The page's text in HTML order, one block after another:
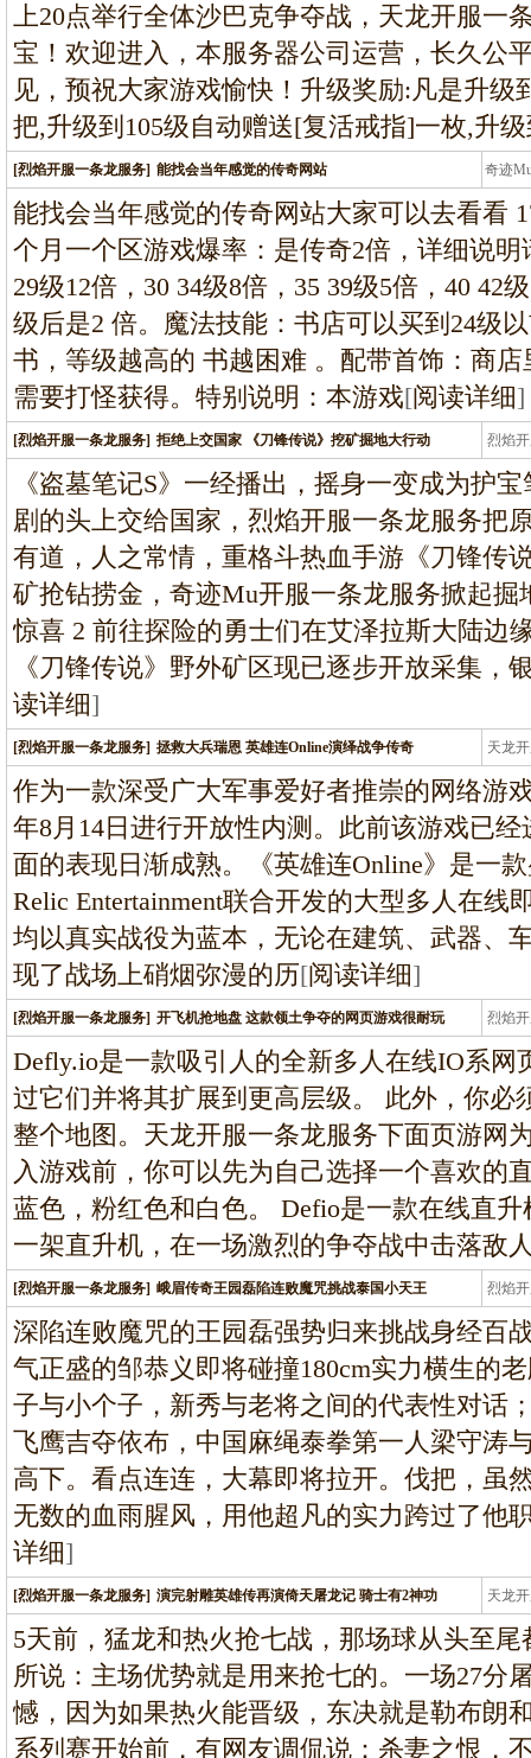
上20点举行全体沙巴克争夺战，天龙开服一
宝！欢迎进入，本服务器公司运营，长久公
见，预祝大家游戏愉快！升级奖励:凡是升级
把,升级到105级自动赠送[复活戒指]一枚,升级
[烈焰开服一条龙服务] 能找会当年感觉的传奇网站 奇迹
条
能找会当年感觉的传奇网站大家可以去看看
个月一个区游戏爆率：是传奇2倍，详细说
29级12倍，30 34级8倍，35 39级5倍，40 42
级后是2 倍。魔法技能：书店可以买到24级
书，等级越高的 书越困难 。配带首饰：商
需要打怪获得。特别说明：本游戏[阅读详细]
[烈焰开服一条龙服务] 拒绝上交国家 《刀锋传说》挖矿掘地大行动 烈焰
龙
《盗墓笔记S》一经播出，摇身一变成为护
剧的头上交给国家，烈焰开服一条龙服务把
有道，人之常情，重格斗热血手游《刀锋传
矿抢钻捞金，奇迹Mu开服一条龙服务掀起
惊喜 2 前往探险的勇士们在艾泽拉斯大陆边
《刀锋传说》野外矿区现已逐步开放采集，
读详细]
[烈焰开服一条龙服务] 拯救大兵瑞恩 英雄连Online演绎战争传奇 天龙
龙
作为一款深受广大军事爱好者推崇的网络游
年8月14日进行开放性内测。此前该游戏已
面的表现日渐成熟。《英雄连Online》是一
Relic Entertainment联合开发的大型多人在线
均以真实战役为蓝本，无论在建筑、武器、
现了战场上硝烟弥漫的历[阅读详细]
[烈焰开服一条龙服务] 开飞机抢地盘 这款领土争夺的网页游戏很耐玩 烈焰
龙
Defly.io是一款吸引人的全新多人在线IO系网
过它们并将其扩展到更高层级。 此外，你必
整个地图。天龙开服一条龙服务下面页游网
入游戏前，你可以先为自己选择一个喜欢的
蓝色，粉红色和白色。 Defio是一款在线直
一架直升机，在一场激烈的争夺战中击落敌
[烈焰开服一条龙服务] 峨眉传奇王园磊陷连败魔咒挑战泰国小天王 烈焰
龙
深陷连败魔咒的王园磊强势归来挑战身经百
气正盛的邹恭义即将碰撞180cm实力横生的
子与小个子，新秀与老将之间的代表性对话
飞鹰吉夺依布，中国麻绳泰拳第一人梁守涛
高下。看点连连，大幕即将拉开。伐把，虽
无数的血雨腥风，用他超凡的实力跨过了他
详细]
[烈焰开服一条龙服务] 演完射雕英雄传再演倚天屠龙记 骑士有2神功 天龙
龙
5天前，猛龙和热火抢七战，那场球从头至
所说：主场优势就是用来抢七的。一场27分
憾，因为如果热火能晋级，东决就是勒布朗
系列赛开始前，有网友调侃说：杀妻之恨，